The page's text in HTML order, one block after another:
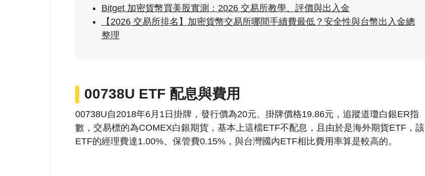
Bitget 加密貨幣買美股實測：2026 交易所教學、評價與出入金
【2026 交易所排名】加密貨幣交易所哪間手續費最低？安全性與台幣出入金總
整理
00738U ETF 配息與費用
00738U自2018年6月1日掛牌，發行價為20元、掛牌價格19.86元，追蹤道瓊白銀ER指
數，交易標的為COMEX白銀期貨， 基本上這檔ETF不配息 ，且由於是海外期貨ETF，該
ETF的經理費達1.00%、保管費0.15%， 與台灣國內ETF相比費用率算是較高的。